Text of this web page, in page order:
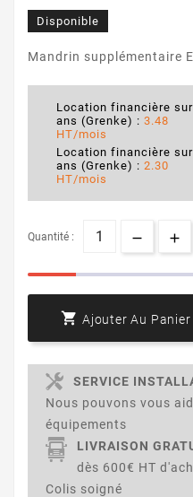
Disponible
Mandrin supplémentaire
Location financière
ans (Grenke) : 3.48
HT/mois
Location financière
ans (Grenke) : 2.30
HT/mois
Quantité :
 Ajouter Au Panier
SERVICE
Nous pouvons vous
équipements
LIVRAISON
dès 600€ HT
Colis soigné